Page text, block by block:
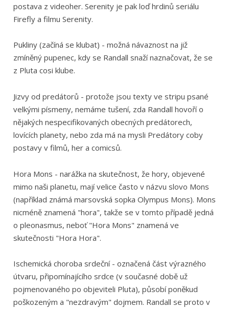
postava z videoher. Serenity je pak loď hrdinů seriálu
Firefly a filmu Serenity.
Pukliny (začíná se klubat) - možná návaznost na již
zmíněný pupenec, kdy se Randall snaží naznačovat, že se
z Pluta cosi klube.
Jizvy od predátorů - protože jsou texty ve stripu psané
velkými písmeny, nemáme tušení, zda Randall hovoří o
nějakých nespecifikovaných obecných predátorech,
lovících planety, nebo zda má na mysli Predátory coby
postavy v filmů, her a comicsů.
Hora Mons - narážka na skutečnost, že hory, objevené
mimo naši planetu, mají velice často v názvu slovo Mons
(například známá marsovská sopka Olympus Mons). Mons
nicméně znamená "hora", takže se v tomto případě jedná
o pleonasmus, neboť "Hora Mons" znamená ve
skutečnosti "Hora Hora".
Ischemická choroba srdeční - označená část výrazného
útvaru, připomínajícího srdce (v současné době už
pojmenovaného po objeviteli Pluta), působí poněkud
poškozeným a "nezdravým" dojmem. Randall se proto v